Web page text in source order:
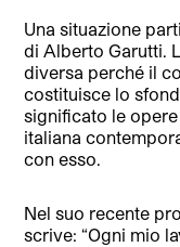
Una situazione
di Alberto Garutti.
diversa perché il
costituisce lo
significato le opere
italiana
con esso.
Nel suo recente
scrive: “Ogni mio